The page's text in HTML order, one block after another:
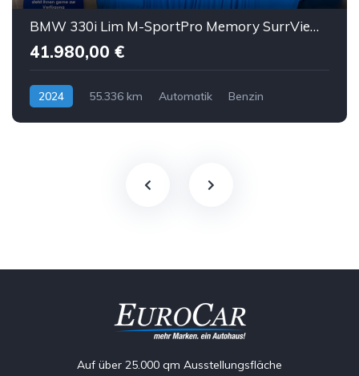
BMW 330i Lim M-SportPro Memory SurrView HUD eGSD ACC
41.980,00 €
2024 55.336 km Automatik Benzin
Auf über 25.000 qm Ausstellungsfläche